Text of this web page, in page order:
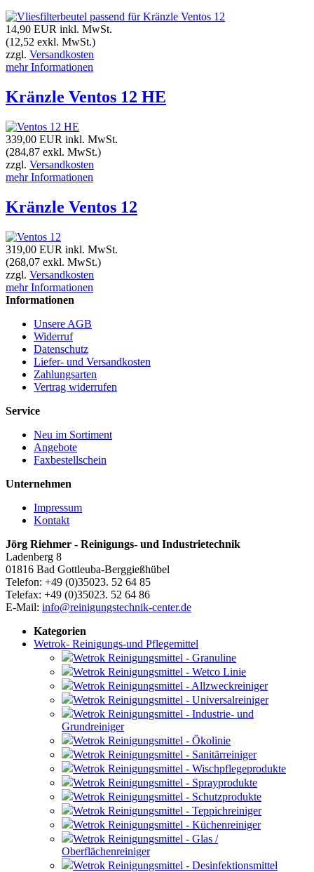
14,90 EUR inkl. MwSt.
(12,52 exkl. MwSt.)
zzgl. Versandkosten
mehr Informationen
Kränzle Ventos 12 HE
339,00 EUR inkl. MwSt.
(284,87 exkl. MwSt.)
zzgl. Versandkosten
mehr Informationen
Kränzle Ventos 12
319,00 EUR inkl. MwSt.
(268,07 exkl. MwSt.)
zzgl. Versandkosten
mehr Informationen
Informationen
Unsere AGB
Widerruf
Datenschutz
Liefer- und Versandkosten
Zahlungsarten
Vertrag widerrufen
Service
Neu im Sortiment
Angebote
Faxbestellschein
Unternehmen
Impressum
Kontakt
Jörg Riehmer - Reinigungs- und Industrietechnik
Ladenberg 8
01816 Bad Gottleuba-Berggießhübel
Telefon: +49 (0)35023. 52 64 85
Telefax: +49 (0)35023. 52 64 86
E-Mail: info@reinigungstechnik-center.de
Kategorien
Wetrok- Reinigungs-und Pflegemittel
Wetrok Reinigungsmittel - Granuline
Wetrok Reinigungsmittel - Wetco Linie
Wetrok Reinigungsmittel - Allzweckreiniger
Wetrok Reinigungsmittel - Universalreiniger
Wetrok Reinigungsmittel - Industrie- und
Grundreiniger
Wetrok Reinigungsmittel - Ökolinie
Wetrok Reinigungsmittel - Sanitärreiniger
Wetrok Reinigungsmittel - Wischpflegeprodukte
Wetrok Reinigungsmittel - Sprayprodukte
Wetrok Reinigungsmittel - Schutzprodukte
Wetrok Reinigungsmittel - Teppichreiniger
Wetrok Reinigungsmittel - Küchenreiniger
Wetrok Reinigungsmittel - Glas /
Oberflächenreiniger
Wetrok Reinigungsmittel - Desinfektionsmittel